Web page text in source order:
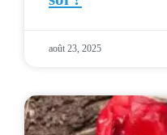
août 23, 2025